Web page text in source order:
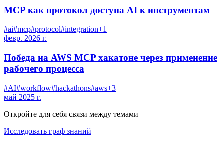
MCP как протокол доступа AI к инструментам
#ai#mcp#protocol#integration+1
февр. 2026 г.
Победа на AWS MCP хакатоне через применение
рабочего процесса
#AI#workflow#hackathons#aws+3
май 2025 г.
Откройте для себя связи между темами
Исследовать граф знаний